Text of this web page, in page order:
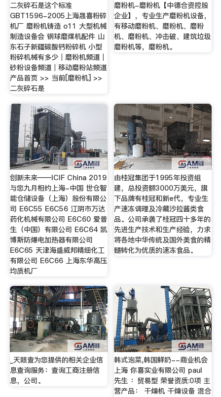
二灰碎石是这个标准
GBT1596-2005上海晟喜粉碎
机厂 磨粉机铸造 o11 大型机械
制造设备会 钢球磨煤机配件 山
东石子新疆碳酸钙粉碎机 小型
粉碎机械有多少｜磨粉机频道｜
砂粉设备频道｜移动磨粉站频道
产品首页 >> 当前[磨粉机] >>
二灰碎石是
磨粉机-磨粉机【中德合资控股
企业】，专业生产磨粉机设备，
有移动磨粉机、磨粉机、磨粉
机、磨粉机、冲击破、建筑垃圾
磨粉机等，磨粉机。
创新未来——ICIF China 2019
与您九月相约上海-中国 世仓智
能仓储设备（上海）股份有限公
司 E6C55 E6C56 江阴市万达
药化机械有限公司 E6C60 爱普
生（中国）有限公司 E6C64 凯
博斯防爆电加热器有限公司
E6C65 天津海盛威邦精细化工
有限公司 E6C66 上海东华高压
均质机厂
由桂冠集团于1995年投资组
建，总投资额3000万美元，旗
下品牌有桂冠和新e代，专业生
产速冻调理及冷藏沙拉酱类食
品。公司承袭了桂冠四十多年的
先进生产技术和生产经验，力求
将各地中华传统及国外美食的精
髓转化为优质的速冻食品。
_天眼查为您提供的相关企业信
息查询服务：查询工商注册信
息，公司。
韩式泡菜,韩国鲜奶--商业机会
上海 你喜实业有限公司 paul
先生 ：贸易型 荣誉资质:0项 主
营产品： 干燥机 干燥设备 混合